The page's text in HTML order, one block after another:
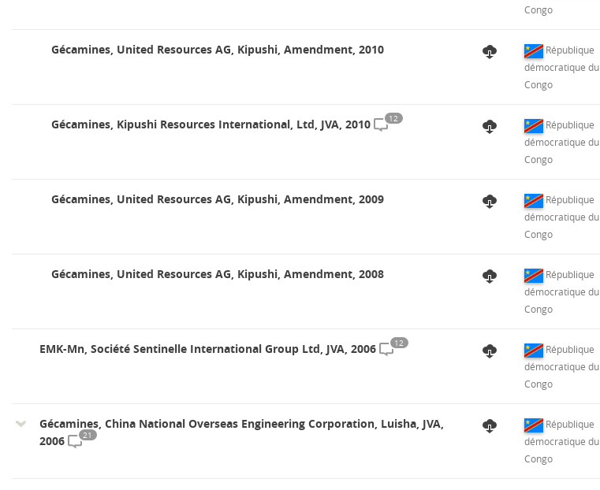
Congo
Gécamines, United Resources AG, Kipushi, Amendment, 2010
République
démocratique du
Congo
Gécamines, Kipushi Resources International, Ltd, JVA, 2010 12
République
démocratique du
Congo
Gécamines, United Resources AG, Kipushi, Amendment, 2009
République
démocratique du
Congo
Gécamines, United Resources AG, Kipushi, Amendment, 2008
République
démocratique du
Congo
EMK-Mn, Société Sentinelle International Group Ltd, JVA, 2006 12
République
démocratique du
Congo
Gécamines, China National Overseas Engineering Corporation, Luisha, JVA,
2006
21
République
démocratique du
Congo